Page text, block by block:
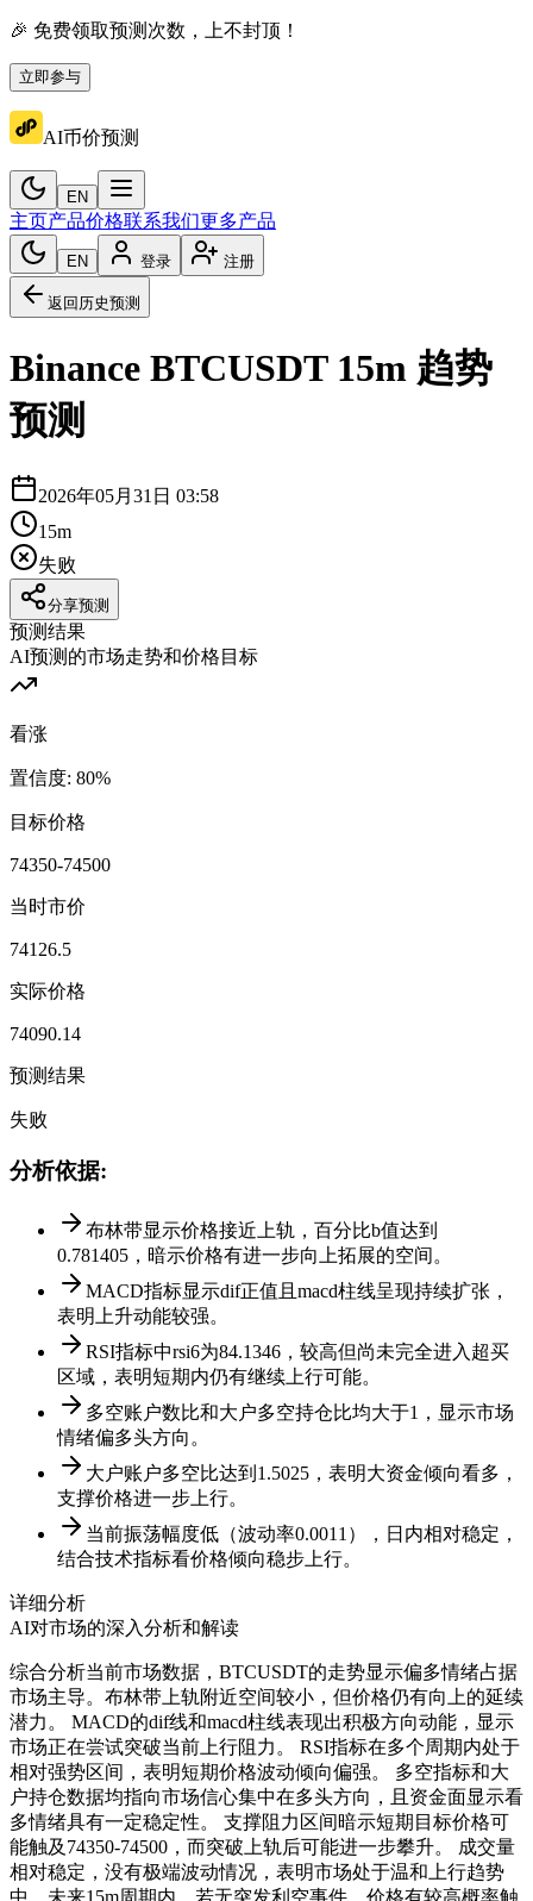
🎉 免费领取预测次数，上不封顶！
立即参与
AI币价预测
EN
主页产品价格联系我们更多产品
EN 登录 注册
返回历史预测
Binance BTCUSDT 15m 趋势
预测
2026年05月31日 03:58
15m
失败
分享预测
预测结果
AI预测的市场走势和价格目标
看涨
置信度: 80%
目标价格
74350-74500
当时市价
74126.5
实际价格
74090.14
预测结果
失败
分析依据:
布林带显示价格接近上轨，百分比b值达到
0.781405，暗示价格有进一步向上拓展的空间。
MACD指标显示dif正值且macd柱线呈现持续扩张，
表明上升动能较强。
RSI指标中rsi6为84.1346，较高但尚未完全进入超买
区域，表明短期内仍有继续上行可能。
多空账户数比和大户多空持仓比均大于1，显示市场
情绪偏多头方向。
大户账户多空比达到1.5025，表明大资金倾向看多，
支撑价格进一步上行。
当前振荡幅度低（波动率0.0011），日内相对稳定，
结合技术指标看价格倾向稳步上行。
详细分析
AI对市场的深入分析和解读
综合分析当前市场数据，BTCUSDT的走势显示偏多情绪占据
市场主导。布林带上轨附近空间较小，但价格仍有向上的延续
潜力。 MACD的dif线和macd柱线表现出积极方向动能，显示
市场正在尝试突破当前上行阻力。 RSI指标在多个周期内处于
相对强势区间，表明短期价格波动倾向偏强。 多空指标和大
户持仓数据均指向市场信心集中在多头方向，且资金面显示看
多情绪具有一定稳定性。 支撑阻力区间暗示短期目标价格可
能触及74350-74500，而突破上轨后可能进一步攀升。 成交量
相对稳定，没有极端波动情况，表明市场处于温和上行趋势